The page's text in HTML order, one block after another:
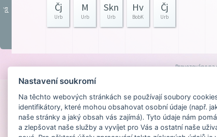
pá Čj
Urb
M
Urb
Skn
Urb
Hv
BobK
Čj
Urb
Provozováno na
Nastavení soukromí
Na těchto webových stránkách se používají soubory
identifikátory, které mohou obsahovat osobní údaje (např.
naše stránky a jaký obsah vás zajímá). Tyto údaje nám
a zlepšovat naše služby a vyvíjet pro Vás a ostatní naše